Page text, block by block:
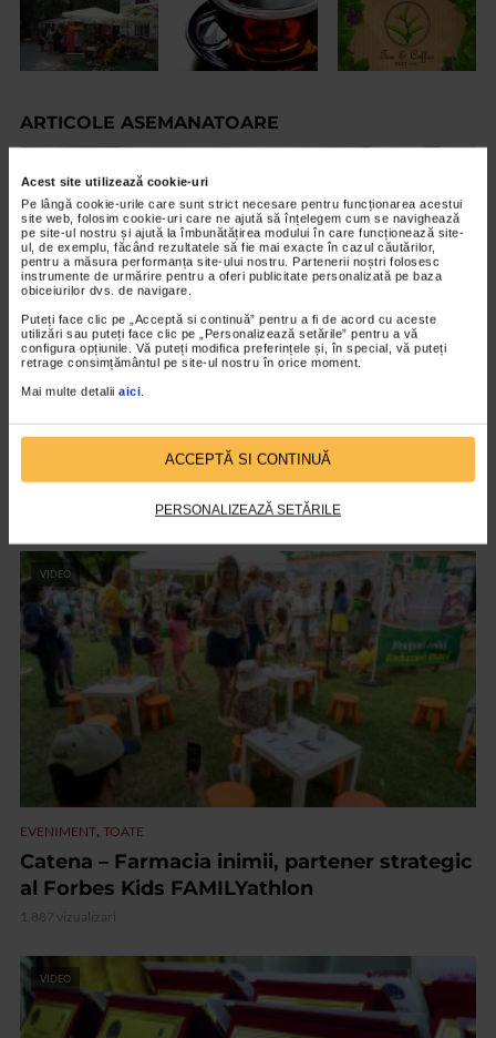
Acest site utilizează cookie-uri
Pe lângă cookie-urile care sunt strict necesare pentru funcționarea acestui
site web, folosim cookie-uri care ne ajută să înțelegem cum se navighează
pe site-ul nostru și ajută la îmbunătățirea modului în care funcționează site-
ul, de exemplu, făcând rezultatele să fie mai exacte în cazul căutărilor,
pentru a măsura performanța site-ului nostru. Partenerii noștri folosesc
instrumente de urmărire pentru a oferi publicitate personalizată pe baza
obiceiurilor dvs. de navigare.
Puteți face clic pe „Acceptă si continuă” pentru a fi de acord cu aceste
utilizări sau puteți face clic pe „Personalizează setările” pentru a vă
configura opțiunile. Vă puteți modifica preferințele și, în special, vă puteți
retrage consimțământul pe site-ul nostru în orice moment.
Mai multe detalii aici.
ACCEPTĂ SI CONTINUĂ
PERSONALIZEAZĂ SETĂRILE
ARTICOLE ASEMANATOARE
EVENIMENT
Octavian Ursulescu, invitatul de onoare al
Galei ”Seniori de Colecție”, ediția X
VIDEO
EVENIMENT, TOATE
Catena – Farmacia inimii, partener strategic
al Forbes Kids FAMILYathlon
1.887 vizualizari
VIDEO